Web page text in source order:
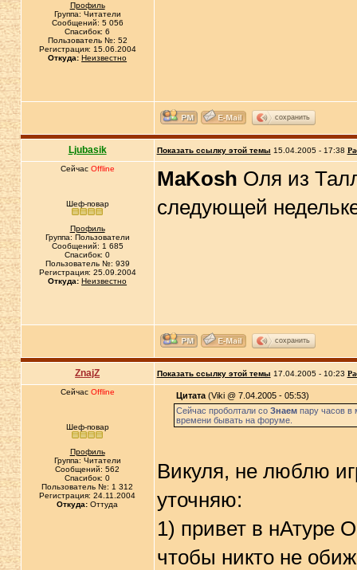
Профиль
Группа: Читатели
Сообщений: 5 056
Спасибок: 6
Пользователь №: 52
Регистрация: 15.06.2004
Откуда: Неизвестно
сохранить
Ljubasik Показать ссылку этой темы 15.04.2005 - 17:38
Сейчас Offline
Шеф-повар
Профиль
Группа: Пользователи
Сообщений: 1 685
Спасибок: 0
Пользователь №: 939
Регистрация: 25.09.2004
Откуда: Неизвестно
MaKosh Оля из
следующей
сохранить
ZnajZ Показать ссылку этой темы 17.04.2005 - 10:23
Сейчас Offline
Шеф-повар
Профиль
Группа: Читатели
Сообщений: 562
Спасибок: 0
Пользователь №: 1 312
Регистрация: 24.11.2004
Откуда: Оттуда
Цитата(Viki @ 7.04.2005 - 05:53)
Сейчас проболтали со Знаемпару часов в
времени бывать на форуме.
Викуля, не люблю
уточняю:
1) привет в нАтуре
чтобы никто не